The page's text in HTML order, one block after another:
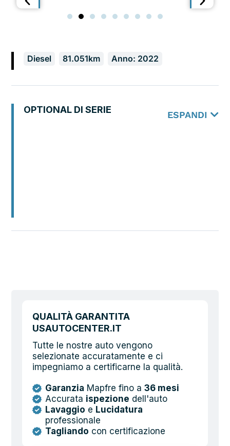
Diesel 81.051km Anno: 2022
OPTIONAL DI SERIE ESPANDI
QUALITÀ GARANTITA
USAUTOCENTER.IT
Tutte le nostre auto vengono
selezionate accuratamente e ci
impegniamo a certificarne la qualità.
Garanzia Mapfre fino a 36 mesi
Accurata ispezione dell'auto
Lavaggio e Lucidatura
professionale
Tagliando con certificazione